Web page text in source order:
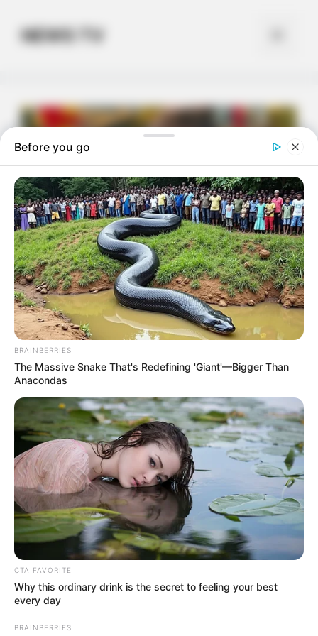
contentNEWS TV
Demain nous
appartient (spoiler)
: Bart se venge de
Victor Brunet, une
nouvelle ère pour le
Spoon ?
Before you go
BRAINBERRIES
The Massive Snake That's Redefining 'Giant'—Bigger Than
Anacondas
CTA FAVORITE
Why this ordinary drink is the secret to feeling your best
every day
BRAINBERRIES